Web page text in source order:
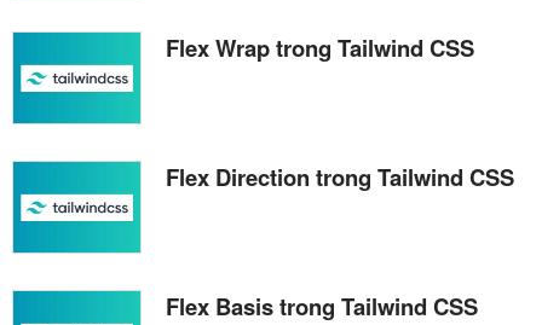
Flex Wrap trong Tailwind CSS
Flex Direction trong Tailwind CSS
Flex Basis trong Tailwind CSS